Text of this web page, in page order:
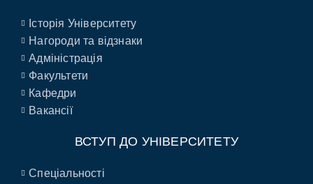
Історія Університету
Нагороди та відзнаки
Адміністрація
Факультети
Кафедри
Вакансії
ВСТУП ДО УНІВЕРСИТЕТУ
Спеціальності